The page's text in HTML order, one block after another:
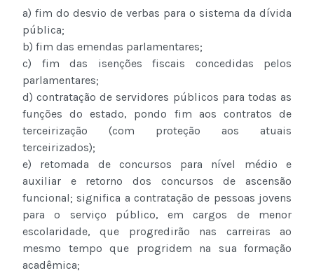
a) fim do desvio de verbas para o sistema da dívida
pública;
b) fim das emendas parlamentares;
c) fim das isenções fiscais concedidas pelos
parlamentares;
d) contratação de servidores públicos para todas as
funções do estado, pondo fim aos contratos de
terceirização (com proteção aos atuais
terceirizados);
e) retomada de concursos para nível médio e
auxiliar e retorno dos concursos de ascensão
funcional; significa a contratação de pessoas jovens
para o serviço público, em cargos de menor
escolaridade, que progredirão nas carreiras ao
mesmo tempo que progridem na sua formação
acadêmica;